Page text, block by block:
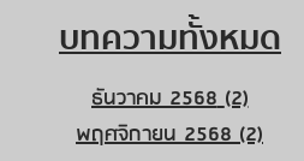
บทความทั้งหมด
ธันวาคม 2568 (2)2 กระทู้
พฤศจิกายน 2568 (2)